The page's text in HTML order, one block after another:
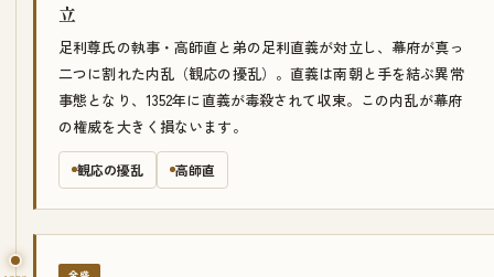
立
足利尊氏の執事・高師直と弟の足利直義が対立し、幕府が真っ
二つに割れた内乱（観応の擾乱）。直義は南朝と手を結ぶ異常
事態となり、1352年に直義が毒殺されて収束。この内乱が幕府
の権威を大きく損ないます。
観応の擾乱 高師直